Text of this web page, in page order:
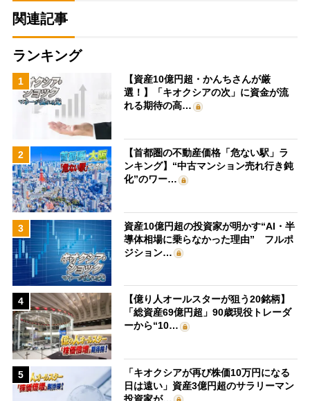
関連記事
ランキング
1
【資産10億円超・かんちさんが厳
選！】「キオクシアの次」に資金が流
れる期待の高…
2
【首都圏の不動産価格「危ない駅」ラ
ンキング】“中古マンション売れ行き鈍
化”のワー…
3
資産10億円超の投資家が明かす“AI・半
導体相場に乗らなかった理由” フルポ
ジション…
4
【億り人オールスターが狙う20銘柄】
「総資産69億円超」90歳現役トレーダ
ーから“10…
5
「キオクシアが再び株価10万円になる
日は遠い」資産3億円超のサラリーマン
投資家が…